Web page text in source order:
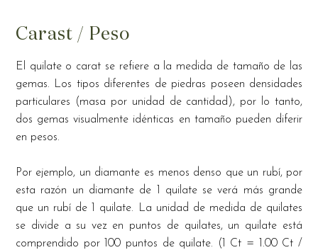
Carast / Peso
El quilate o carat se refiere a la medida de tamaño de las
gemas. Los tipos diferentes de piedras poseen densidades
particulares (masa por unidad de cantidad), por lo tanto,
dos gemas visualmente idénticas en tamaño pueden diferir
en pesos.
Por ejemplo, un diamante es menos denso que un rubí, por
esta razón un diamante de 1 quilate se verá más grande
que un rubí de 1 quilate. La unidad de medida de quilates
se divide a su vez en puntos de quilates, un quilate está
comprendido por 100 puntos de quilate. (1 Ct = 1.00 Ct /